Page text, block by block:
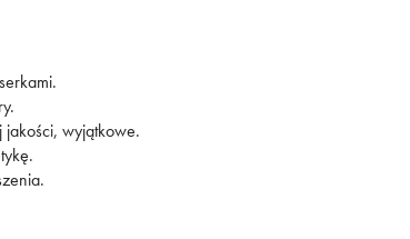
jakości, wyjątkowe.
to szybki dostęp do
co ważne: